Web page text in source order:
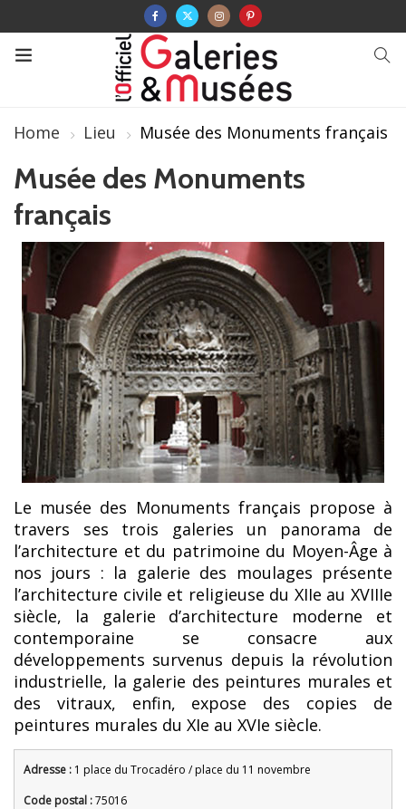
Home Lieu Musée des Monuments français
Musée des Monuments
français
Le musée des Monuments français propose à
travers ses trois galeries un panorama de
l’architecture et du patrimoine du Moyen-Âge à
nos jours : la galerie des moulages présente
l’architecture civile et religieuse du XIIe au XVIIIe
siècle, la galerie d’architecture moderne et
contemporaine se consacre aux
développements survenus depuis la révolution
industrielle, la galerie des peintures murales et
des vitraux, enfin, expose des copies de
peintures murales du XIe au XVIe siècle.
Adresse : 1 place du Trocadéro / place du 11 novembre
Code postal :75016